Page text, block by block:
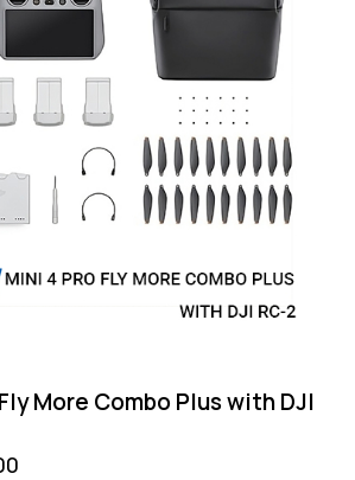
More Combo Plus with DJI